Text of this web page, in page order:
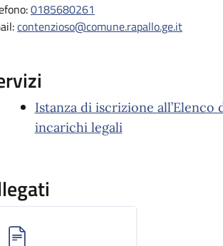
0185680261
contenzioso@comune.rapallo.ge.it
Istanza di iscrizione
incarichi legali